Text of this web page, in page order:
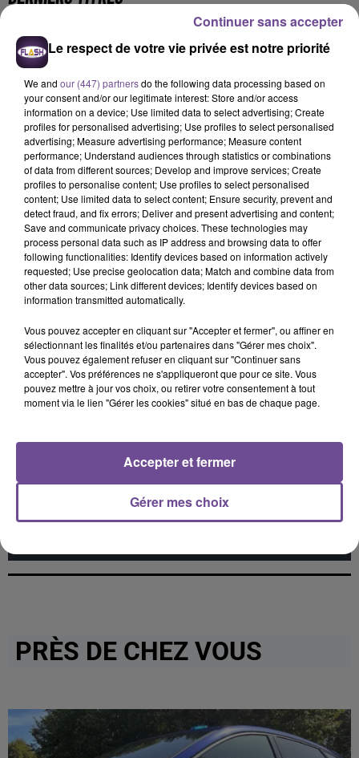
13h26
13h26
AMIR
A L'imparfaite
13h21
13h21
DJO
End Of Beginning
13h18
13h18
JULIEN LIEB
Autrement
13h14
13h14
Dai Dai
13h09
13h09
Four To The Floor
13h06
13h06
Riche
dépôt de cookies que vous avez exprimé. Si vous
en cliquant sur le bouton ci-dessous.
PRÈS DE CHEZ VOUS
Le respect de votre vie privée est notre priorité
We and our (447) partnersdo the following data processing based on
your consent and/or our legitimate interest: Store and/or access
information on a device; Use limited data to select advertising; Create
profiles for personalised advertising; Use profiles to select personalised
advertising; Measure advertising performance; Measure content
performance; Understand audiences through statistics or combinations
of data from different sources; Develop and improve services; Create
profiles to personalise content; Use profiles to select personalised
content; Use limited data to select content; Ensure security, prevent and
detect fraud, and fix errors; Deliver and present advertising and content;
Save and communicate privacy choices. These technologies may
process personal data such as IP address and browsing data to offer
following functionalities: Identify devices based on information actively
requested; Use precise geolocation data; Match and combine data from
other data sources; Link different devices; Identify devices based on
information transmitted automatically.
Vous pouvez accepter en cliquant sur "Accepter et fermer", ou affiner en
sélectionnant les finalités et/ou partenaires dans "Gérer mes choix".
Vous pouvez également refuser en cliquant sur "Continuer sans
accepter". Vos préférences ne s'appliqueront que pour ce site. Vous
pouvez mettre à jour vos choix, ou retirer votre consentement à tout
moment via le lien "Gérer les cookies" situé en bas de chaque page.
Gérer mes choix
Accepter et fermer
Continuer sans accepter